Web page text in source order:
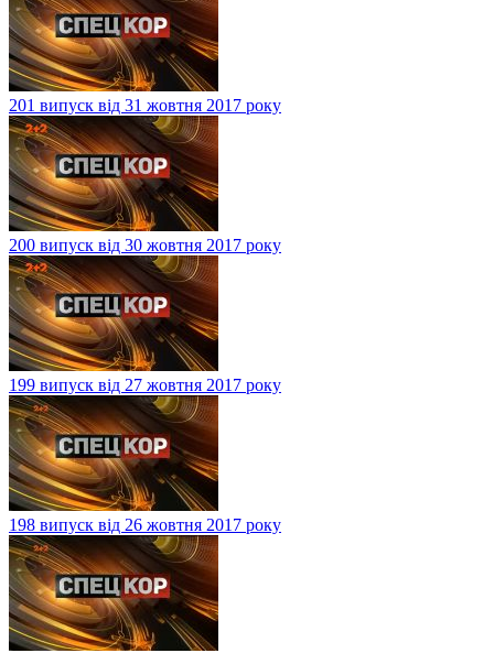
201 випуск від 31 жовтня 2017 року
200 випуск від 30 жовтня 2017 року
199 випуск від 27 жовтня 2017 року
198 випуск від 26 жовтня 2017 року